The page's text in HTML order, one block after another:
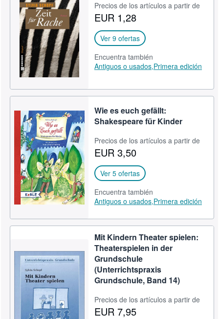
Precios de los artículos a partir de
EUR 1,28
Ver 9 ofertas
Encuentra también
Antiguos o usados,Primera edición
Wie es euch gefällt:
Shakespeare für Kinder
Precios de los artículos a partir de
EUR 3,50
Ver 5 ofertas
Encuentra también
Antiguos o usados,Primera edición
Mit Kindern Theater spielen:
Theaterspielen in der
Grundschule
(Unterrichtspraxis
Grundschule, Band 14)
Precios de los artículos a partir de
EUR 7,95